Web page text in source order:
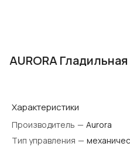
AURORA
Характеристики
Производитель — Aurora
Тип управления —